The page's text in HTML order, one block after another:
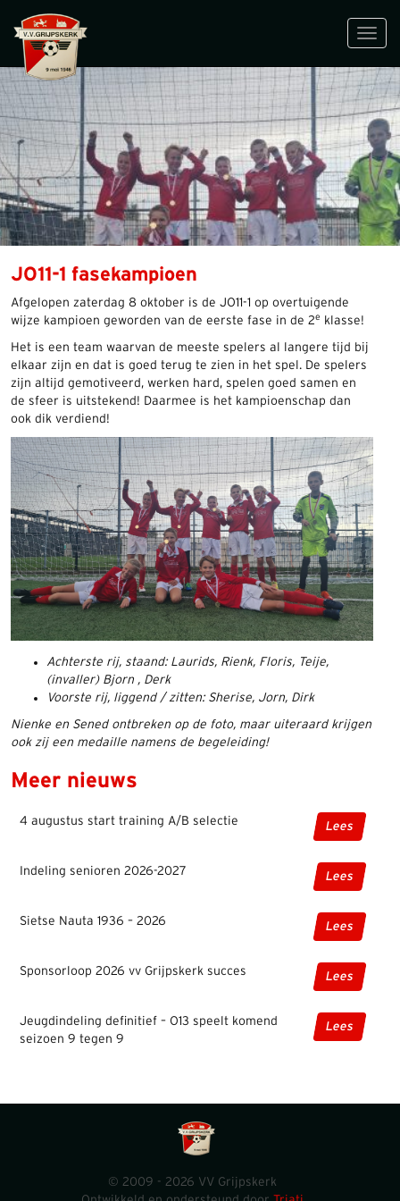
JO11-1 fasekampioen
Afgelopen zaterdag 8 oktober is de JO11-1 op overtuigende
wijze kampioen geworden van de eerste fase in de 2e klasse!
Het is een team waarvan de meeste spelers al langere tijd bij
elkaar zijn en dat is goed terug te zien in het spel. De spelers
zijn altijd gemotiveerd, werken hard, spelen goed samen en
de sfeer is uitstekend! Daarmee is het kampioenschap dan
ook dik verdiend!
Achterste rij, staand: Laurids, Rienk, Floris, Teije,
(invaller) Bjorn , Derk
Voorste rij, liggend / zitten: Sherise, Jorn, Dirk
Nienke en Sened ontbreken op de foto, maar uiteraard krijgen
ook zij een medaille namens de begeleiding!
Meer nieuws
4 augustus start training A/B selectie Lees
Indeling senioren 2026-2027 Lees
Sietse Nauta 1936 – 2026 Lees
Sponsorloop 2026 vv Grijpskerk succes Lees
Jeugdindeling definitief – O13 speelt komend
seizoen 9 tegen 9
Lees
© 2009 - 2026 VV Grijpskerk